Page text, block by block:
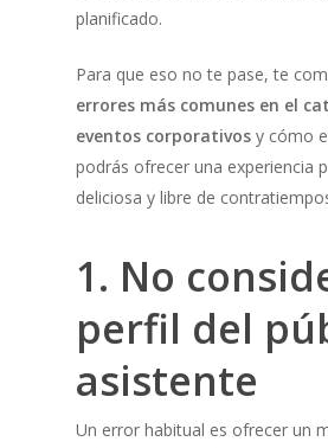
planificado.
Para que eso no te pase, te
errores más comunes en el
eventos corporativos y cómo
podrás ofrecer una experiencia
deliciosa y libre de
1. No
perfil del
asistente
Un error habitual es ofrecer un